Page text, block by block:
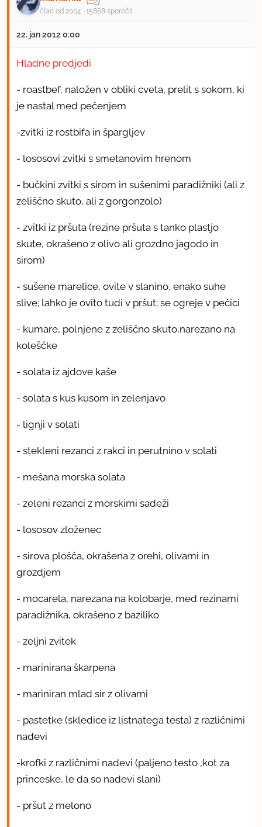
član od 2004 15868 sporočil
22. jan 2012 0:00
Hladne predjedi
- roastbef, naložen v obliki cveta, prelit s sokom, ki
je nastal med pečenjem
-zvitki iz rostbifa in špargljev
- lososovi zvitki s smetanovim hrenom
- bučkini zvitki s sirom in sušenimi paradižniki (ali z
zeliščno skuto, ali z gorgonzolo)
- zvitki iz pršuta (rezine pršuta s tanko plastjo
skute, okrašeno z olivo ali grozdno jagodo in
sirom)
- sušene marelice, ovite v slanino, enako suhe
slive; lahko je ovito tudi v pršut; se ogreje v pečici
- kumare, polnjene z zeliščno skuto,narezano na
koleščke
- solata iz ajdove kaše
- solata s kus kusom in zelenjavo
- lignji v solati
- stekleni rezanci z rakci in perutnino v solati
- mešana morska solata
- zeleni rezanci z morskimi sadeži
- lososov zloženec
- sirova plošča, okrašena z orehi, olivami in
grozdjem
- mocarela, narezana na kolobarje, med rezinami
paradižnika, okrašeno z baziliko
- zeljni zvitek
- marinirana škarpena
- mariniran mlad sir z olivami
- pastetke (skledice iz listnatega testa) z različnimi
nadevi
-krofki z različnimi nadevi (paljeno testo ,kot za
princeske, le da so nadevi slani)
- pršut z melono